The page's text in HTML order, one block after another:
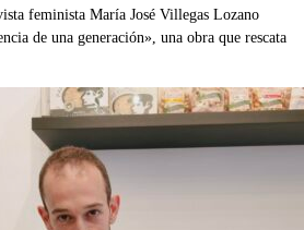
feminista María José Villegas Lozano
de una generación», una obra que rescata